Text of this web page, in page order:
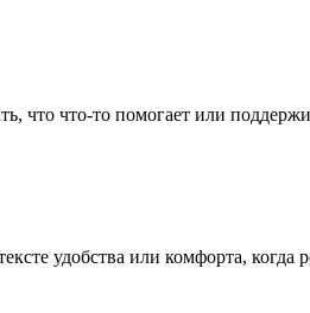
что что-то помогает или
удобства или комфорта,